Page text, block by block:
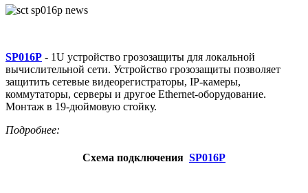
SP016P - 1U устройство грозозащиты для локальной
вычислительной сети. Устройство грозозащиты позволяет
защитить сетевые видеорегистраторы, IP-камеры,
коммутаторы, серверы и другое Ethernet-оборудование.
Монтаж в 19-дюймовую стойку.
Подробнее:
Схема подключения SP016P